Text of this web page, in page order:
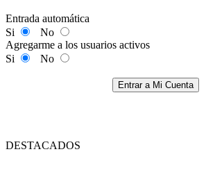
Entrada automática
Si
No
Agregarme a los usuarios activos
Si
No
Entrar a Mi Cuenta
DESTACADOS